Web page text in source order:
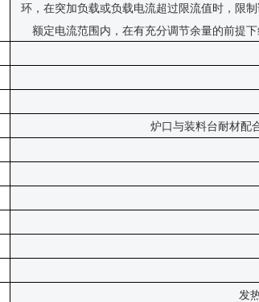
环，在突加负载或负载电流超过限流值时，限
额定电流范围内，在有充分调节余量的前提
炉口与装料台耐材配
发